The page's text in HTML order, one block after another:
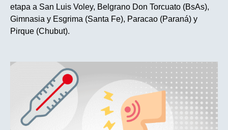
etapa a San Luis Voley, Belgrano Don Torcuato (BsAs),
Gimnasia y Esgrima (Santa Fe), Paracao (Paraná) y
Pirque (Chubut).